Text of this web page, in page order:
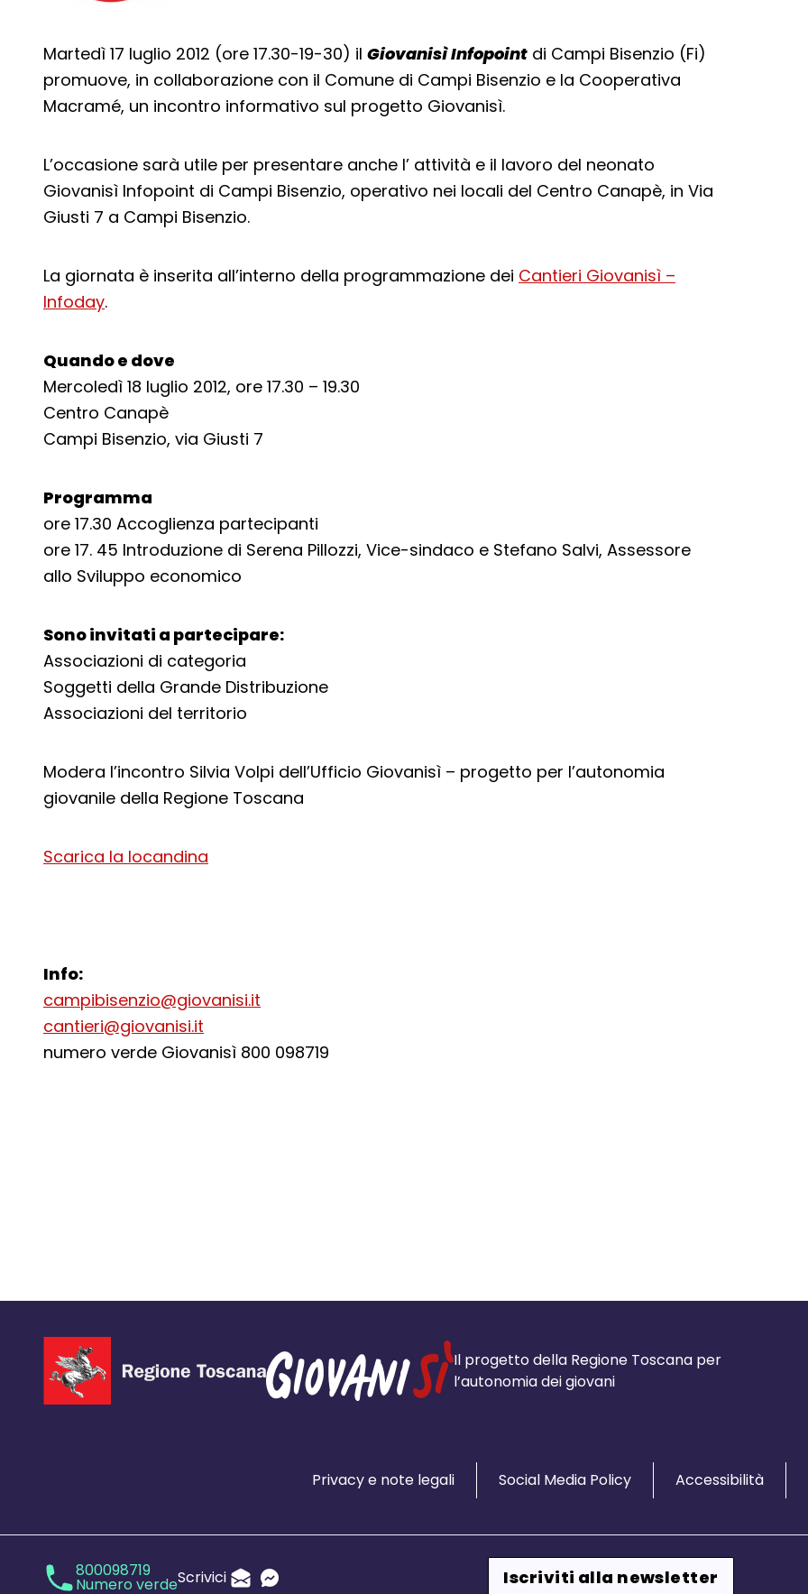
Martedì 17 luglio 2012 (ore 17.30-19-30) il Giovanisì Infopoint di Campi Bisenzio (Fi)
promuove, in collaborazione con il Comune di Campi Bisenzio e la Cooperativa
Macramé, un incontro informativo sul progetto Giovanisì.
L’occasione sarà utile per presentare anche l’ attività e il lavoro del neonato
Giovanisì Infopoint di Campi Bisenzio, operativo nei locali del Centro Canapè, in Via
Giusti 7 a Campi Bisenzio.
La giornata è inserita all’interno della programmazione dei Cantieri Giovanisì –
Infoday.
Quando e dove
Mercoledì 18 luglio 2012, ore 17.30 – 19.30
Centro Canapè
Campi Bisenzio, via Giusti 7
Programma
ore 17.30 Accoglienza partecipanti
ore 17. 45 Introduzione di Serena Pillozzi, Vice-sindaco e Stefano Salvi, Assessore
allo Sviluppo economico
Sono invitati a partecipare:
Associazioni di categoria
Soggetti della Grande Distribuzione
Associazioni del territorio
Modera l’incontro Silvia Volpi dell’Ufficio Giovanisì – progetto per l’autonomia
giovanile della Regione Toscana
Scarica la locandina
Info:
campibisenzio@giovanisi.it
cantieri@giovanisi.it
numero verde Giovanisì 800 098719
Il progetto della Regione Toscana per
l’autonomia dei giovani
Privacy e note legali Social Media Policy Accessibilità
800098719
Numero verdeScrivici Iscriviti alla newsletter